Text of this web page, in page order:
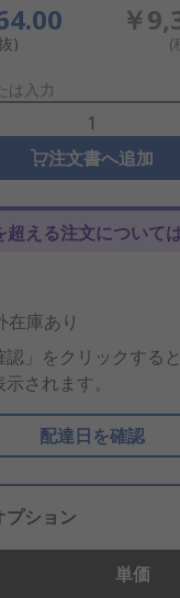
)
￥
(
は入力
注文書へ追加
超える注文について
在庫あり
認」をクリックする
されます。
配達日を確認
プション
単価